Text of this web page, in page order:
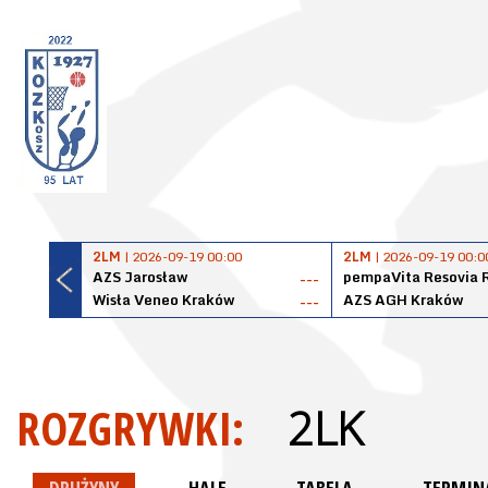
2LM | 2026-09-19 00:00
AZS Jarosław
---
Wisła Veneo Kraków
---
2LM | 2026-09-19
pempaVita Resovia
AZS AGH Kraków
ROZGRYWKI: 2LK